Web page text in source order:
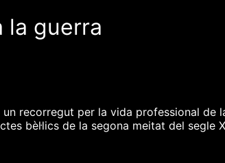
la guerra
recorregut per la vida professional
bèl·lics de la segona meitat del segle